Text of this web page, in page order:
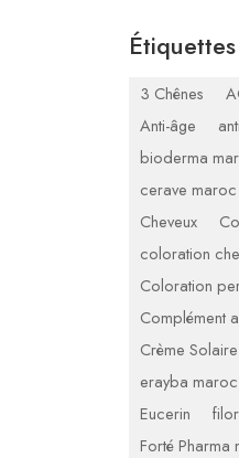
Étiquettes
3 Chênes
Anti-âge
bioderma
cerave maroc
Cheveux
coloration
Coloration
Complément
Crème Solaire
erayba maroc
Eucerin
Forté Pharma